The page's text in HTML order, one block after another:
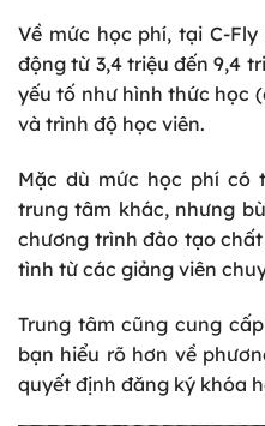
Về mức học phí, tại C-
động từ 3,4 triệu đến 9,4
yếu tố như hình thức học
và trình độ học viên.
Mặc dù mức học phí có
trung tâm khác, nhưng
chương trình đào tạo
tình từ các giảng viên
Trung tâm cũng cung
bạn hiểu rõ hơn về
quyết định đăng ký khóa